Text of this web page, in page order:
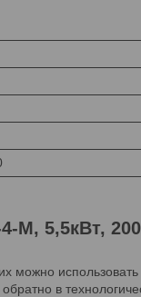
М, 5,5кВт,
использовать
в